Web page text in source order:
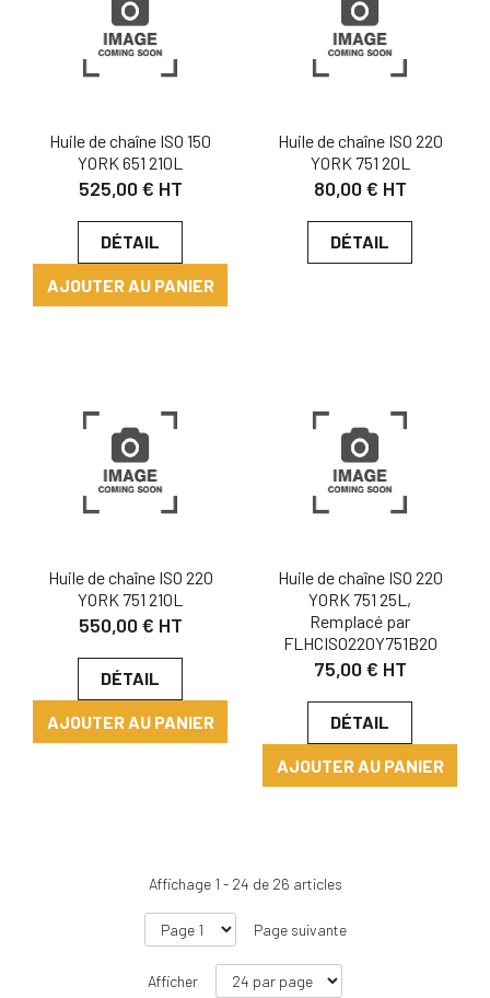
Huile de chaîne ISO 150
YORK 651 210L
525,00 € HT
DÉTAIL
AJOUTER AU PANIER
Huile de chaîne ISO 220
YORK 751 20L
80,00 € HT
DÉTAIL
Huile de chaîne ISO 220
YORK 751 210L
550,00 € HT
DÉTAIL
AJOUTER AU PANIER
Huile de chaîne ISO 220
YORK 751 25L,
Remplacé par
FLHCISO220Y751B20
75,00 € HT
DÉTAIL
AJOUTER AU PANIER
Affichage 1 - 24 de 26 articles
Page suivante
Afficher